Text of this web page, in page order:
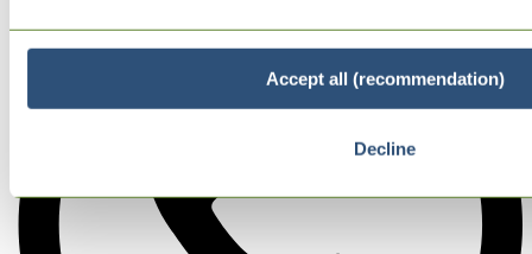
Accept all (recommendation)
Decline